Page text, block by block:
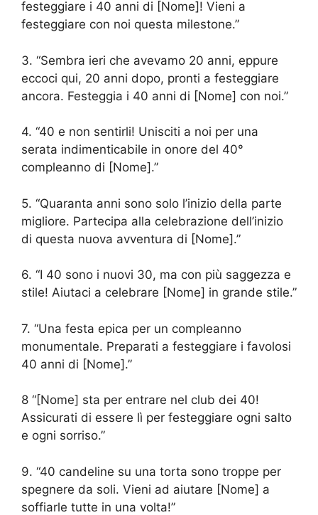
festeggiare i 40 anni di [Nome]! Vieni a
festeggiare con noi questa milestone.”
3. “Sembra ieri che avevamo 20 anni, eppure
eccoci qui, 20 anni dopo, pronti a festeggiare
ancora. Festeggia i 40 anni di [Nome] con noi.”
4. “40 e non sentirli! Unisciti a noi per una
serata indimenticabile in onore del 40°
compleanno di [Nome].”
5. “Quaranta anni sono solo l’inizio della parte
migliore. Partecipa alla celebrazione dell’inizio
di questa nuova avventura di [Nome].”
6. “I 40 sono i nuovi 30, ma con più saggezza e
stile! Aiutaci a celebrare [Nome] in grande stile.”
7. “Una festa epica per un compleanno
monumentale. Preparati a festeggiare i favolosi
40 anni di [Nome].”
8 “[Nome] sta per entrare nel club dei 40!
Assicurati di essere lì per festeggiare ogni salto
e ogni sorriso.”
9. “40 candeline su una torta sono troppe per
spegnere da soli. Vieni ad aiutare [Nome] a
soffiarle tutte in una volta!”